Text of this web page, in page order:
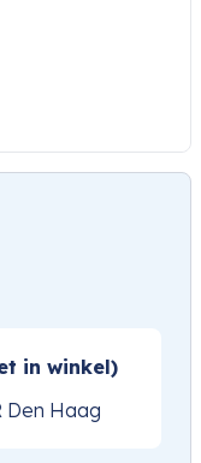
in winkel)
Den Haag